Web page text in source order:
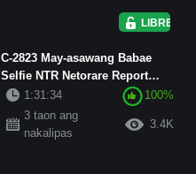
LIBRE
C-2823 May-asawang Babae
Selfie NTR Netorare Report
Video 28
1:31:34
100%
3 taon ang
nakalipas
3.4K